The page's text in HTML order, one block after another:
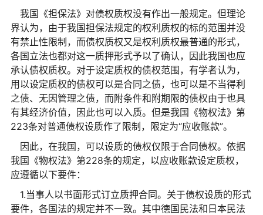
我国《担保法》对债权质权没有作出一般规定。但理论
界认为，由于我国担保法规定的权利质权的标的范围并没
有禁止性限制，而债权质权又是权利质权最普通的形式，
各国立法也都对这一质押形式予以了确认，因此我国也应
承认债权质权。对于设定质权的债权范围，有学者认为，
用以设定质权的债权可以是合同之债，也可以是不当得利
之债、无因管理之债，而附条件和附期限的债权由于也具
有其经济价值，因此也可以入质。但是我国《物权法》第
223条对普通债权设质作了限制，限定为“应收账款”。
因此，在我国，可以设质的债权仅限于合同债权。依据
我国《物权法》第228条的规定，以应收账款设定质权，
应遵循以下要件：
1.当事人以书面形式订立质押合同。关于债权设质的形式
要件，各国法的规定并不一致。其中德国民法和日本民法